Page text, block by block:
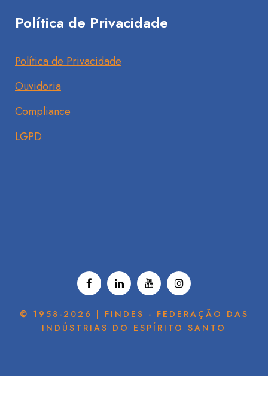
Política de Privacidade
Política de Privacidade
Ouvidoria
Compliance
LGPD
© 1958-2026 | FINDES - FEDERAÇÃO DAS
INDÚSTRIAS DO ESPÍRITO SANTO